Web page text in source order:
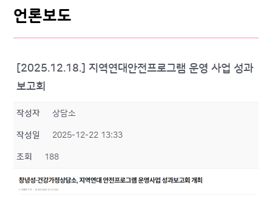
언론보도
[2025.12.18.] 지역연대안전프로그램 운영 사업 성과
보고회
작성자 상담소
작성일 2025-12-22 13:33
조회 188